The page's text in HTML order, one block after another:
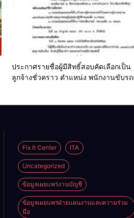
ประกาศรายชื่อผู้มีสิทธิ์สอบคัดเลือกเป็น
ลูกจ้างชั่วคราว ตำแหน่ง พนักงานขับร
Fix It Center ITA
Uncategorized
ข้อมูลเผยแพร่งานบัญชี
ข้อมูลเผยแพร่ฝ่ายแผนงานและความร่วม
มือ